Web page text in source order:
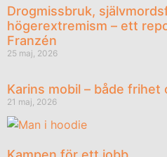
Drogmissbruk,
högerextremism – ett
Franzén
25 maj, 2026
Karins mobil – både frihet
21 maj, 2026